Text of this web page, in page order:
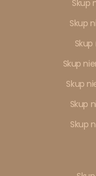
Skup
Skup
Skup
Skup
Skup
Skup